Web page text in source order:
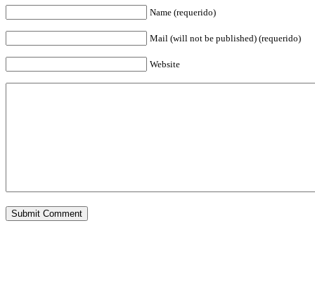
Name (requerido)
Mail (will not be published) (requerido)
Website